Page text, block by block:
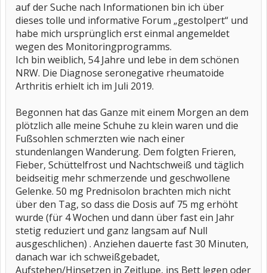
auf der Suche nach Informationen bin ich über
dieses tolle und informative Forum „gestolpert“ und
habe mich ursprünglich erst einmal angemeldet
wegen des Monitoringprogramms.
Ich bin weiblich, 54 Jahre und lebe in dem schönen
NRW. Die Diagnose seronegative rheumatoide
Arthritis erhielt ich im Juli 2019.
Begonnen hat das Ganze mit einem Morgen an dem
plötzlich alle meine Schuhe zu klein waren und die
Fußsohlen schmerzten wie nach einer
stundenlangen Wanderung. Dem folgten Frieren,
Fieber, Schüttelfrost und Nachtschweiß und täglich
beidseitig mehr schmerzende und geschwollene
Gelenke. 50 mg Prednisolon brachten mich nicht
über den Tag, so dass die Dosis auf 75 mg erhöht
wurde (für 4 Wochen und dann über fast ein Jahr
stetig reduziert und ganz langsam auf Null
ausgeschlichen) . Anziehen dauerte fast 30 Minuten,
danach war ich schweißgebadet,
Aufstehen/Hinsetzen in Zeitlupe, ins Bett legen oder